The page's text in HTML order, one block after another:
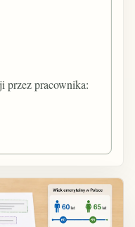
przez pracownika: